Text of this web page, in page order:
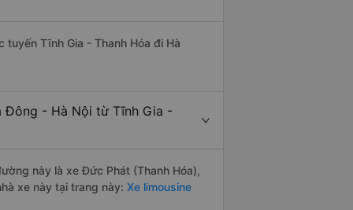
tuyến Tĩnh Gia - Thanh Hóa đi Hà
Đông - Hà Nội từ Tĩnh Gia -
này là xe Đức Phát (Thanh Hóa),
xe này tại trang này: Xe limousine